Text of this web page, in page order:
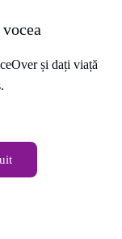
și dați viață